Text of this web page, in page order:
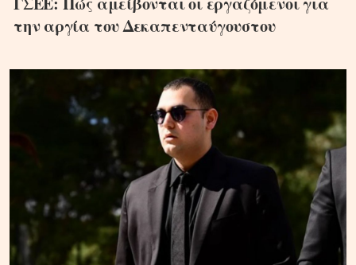
την αργία του Δεκαπενταύγουστου